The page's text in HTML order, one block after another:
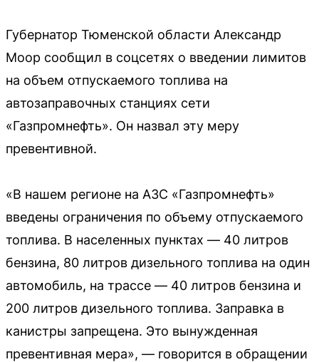
Губернатор Тюменской области Александр
Моор сообщил в соцсетях о введении лимитов
на объем отпускаемого топлива на
автозаправочных станциях сети
«Газпромнефть». Он назвал эту меру
превентивной.
«В нашем регионе на АЗС «Газпромнефть»
введены ограничения по объему отпускаемого
топлива. В населенных пунктах — 40 литров
бензина, 80 литров дизельного топлива на один
автомобиль, на трассе — 40 литров бензина и
200 литров дизельного топлива. Заправка в
канистры запрещена. Это вынужденная
превентивная мера», — говорится в обращении